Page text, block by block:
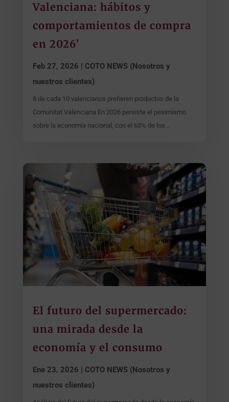
Valenciana: hábitos y
comportamientos de compra
en 2026’
Feb 27, 2026 | COTO NEWS (Nosotros y
nuestros clientes)
8 de cada 10 valencianos prefieren productos de la
Comunitat Valenciana En 2026 persiste el pesimismo
sobre la economía nacional, con el 63% de los...
El futuro del supermercado:
una mirada desde la
economía y el consumo
Ene 23, 2026 | COTO NEWS (Nosotros y
nuestros clientes)